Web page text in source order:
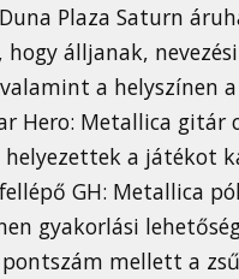
Plaza Saturn
álljanak,
a helyszínen
Hero: Metallica gitár
a játékot
GH: Metallica
gyakorlási
mellett a